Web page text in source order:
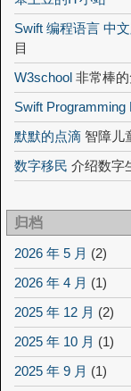
Swift 编程语言 中
目
W3school 非常棒
Swift Programming
默默的点滴 智障儿
数字移民 介绍数字
归档
2026 年 5 月 (2)
2026 年 4 月 (1)
2025 年 12 月 (2)
2025 年 10 月 (1)
2025 年 9 月 (1)